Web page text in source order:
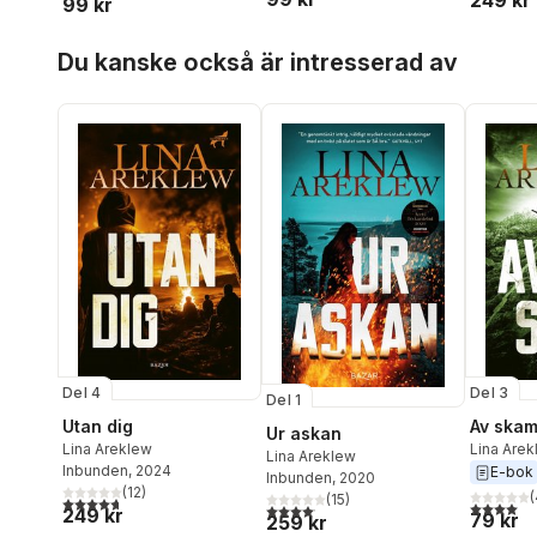
99 kr
Du kanske också är intresserad av
Del 4
Utan dig
Lina Areklew
Inbunden, 2024
4,7utav 5 stjärnor. Totalt antal röster:
(12)
249 kr
Del 1
Ur askan
Lina Areklew
Inbunden, 2020
4,1utav 5 stjärnor. Totalt antal röster:
(15)
259 kr
Del 3
Av skam
Lina
E-bok
4,0utav (
79 kr